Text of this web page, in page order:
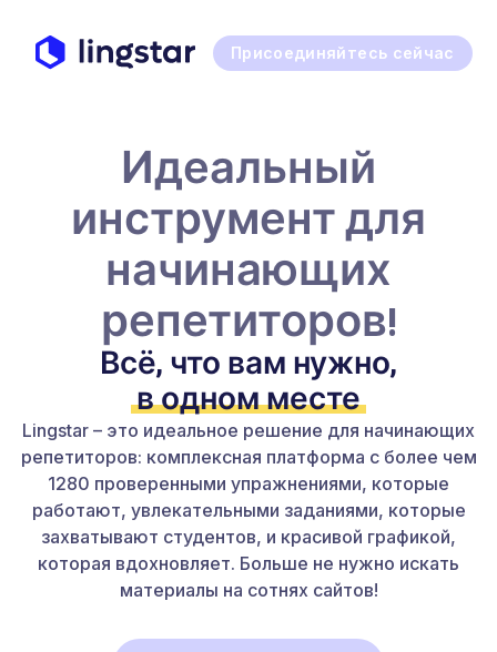
Присоединяйтесь сейчас
Идеальный
инструмент для
начинающих
репетиторов!
Всё, что вам нужно,
в одном месте
Lingstar – это идеальное решение для начинающих
репетиторов: комплексная платформа с более чем
1280 проверенными упражнениями, которые
работают, увлекательными заданиями, которые
захватывают студентов, и красивой графикой,
которая вдохновляет. Больше не нужно искать
материалы на сотнях сайтов!